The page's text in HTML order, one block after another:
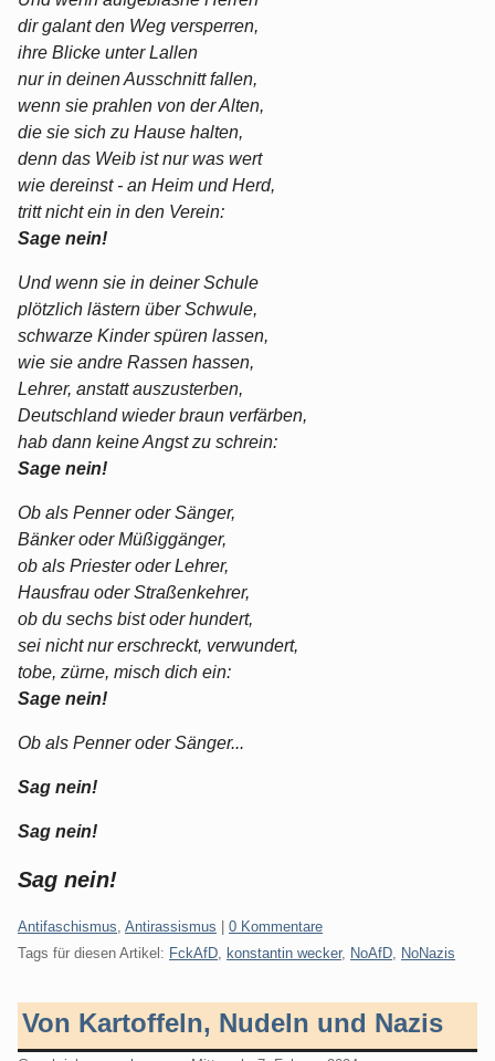
dir galant den Weg versperren,
ihre Blicke unter Lallen
nur in deinen Ausschnitt fallen,
wenn sie prahlen von der Alten,
die sie sich zu Hause halten,
denn das Weib ist nur was wert
wie dereinst - an Heim und Herd,
tritt nicht ein in den Verein:
Sage nein!
Und wenn sie in deiner Schule
plötzlich lästern über Schwule,
schwarze Kinder spüren lassen,
wie sie andre Rassen hassen,
Lehrer, anstatt auszusterben,
Deutschland wieder braun verfärben,
hab dann keine Angst zu schrein:
Sage nein!
Ob als Penner oder Sänger,
Bänker oder Müßiggänger,
ob als Priester oder Lehrer,
Hausfrau oder Straßenkehrer,
ob du sechs bist oder hundert,
sei nicht nur erschreckt, verwundert,
tobe, zürne, misch dich ein:
Sage nein!
Ob als Penner oder Sänger...
Sag nein!
Sag nein!
Sag nein!
Kategorien:
Antifaschismus, Antirassismus
0 Kommentare
Tags für diesen Artikel: FckAfD, konstantin wecker, NoAfD, NoNazis
Von Kartoffeln, Nudeln und Nazis